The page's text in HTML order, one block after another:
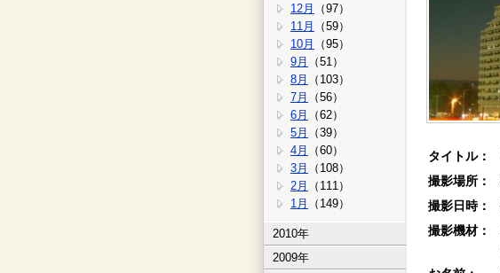
12月
（97）
11月
（59）
10月
（95）
9月
（51）
8月
（103）
7月
（56）
6月
（62）
5月
（39）
4月
（60）
3月
（108）
2月
（111）
1月
（149）
2010年
2009年
タイトル：
撮影場所：
撮影日時：
撮影機材：